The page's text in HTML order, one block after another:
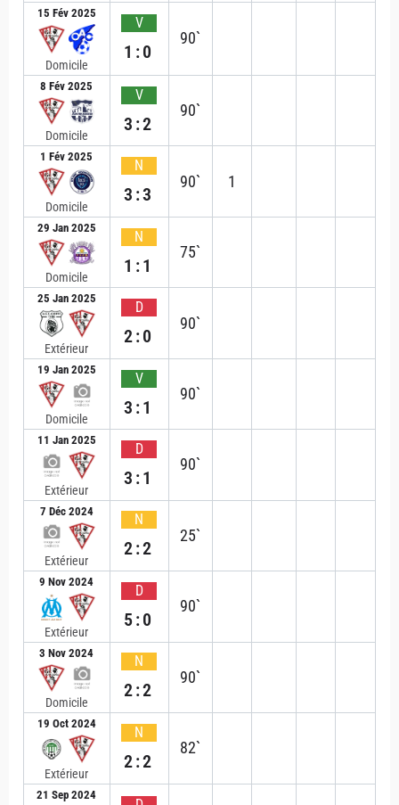
15 Fév 2025
Domicile
V
1:0
90`
8 Fév 2025
Domicile
V
3:2
90`
1 Fév 2025
Domicile
N
3:3
90` 1
29 Jan 2025
Domicile
N
1:1
75`
25 Jan 2025
Extérieur
D
2:0
90`
19 Jan 2025
Domicile
V
3:1
90`
11 Jan 2025
Extérieur
D
3:1
90`
7 Déc 2024
Extérieur
N
2:2
25`
9 Nov 2024
Extérieur
D
5:0
90`
3 Nov 2024
Domicile
N
2:2
90`
19 Oct 2024
Extérieur
N
2:2
82`
21 Sep 2024